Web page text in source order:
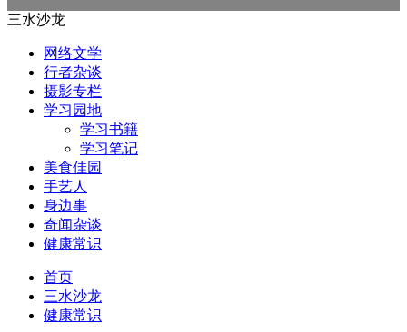
三水沙龙
网络文学
行者杂谈
摄影专栏
学习园地
学习书籍
学习笔记
美食佳园
手艺人
身边事
奇闻杂谈
健康常识
首页
三水沙龙
健康常识